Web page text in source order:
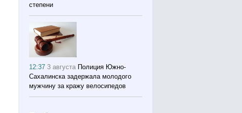
степени
12:373 августа Полиция Южно-
Сахалинска задержала молодого
мужчину за кражу велосипедов